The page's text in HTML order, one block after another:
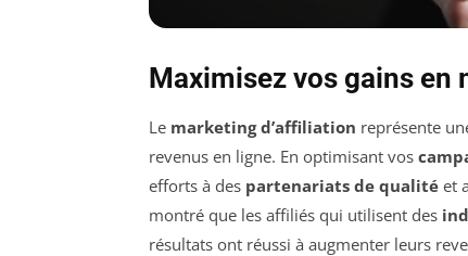
Maximisez vos gains en
Le marketing d’affiliation représente
revenus en ligne. En optimisant vos
efforts à des partenariats de qualité et
montré que les affiliés qui utilisent des
résultats ont réussi à augmenter leurs